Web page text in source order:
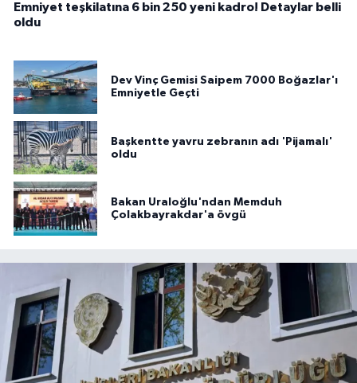
Emniyet teşkilatına 6 bin 250 yeni kadro! Detaylar belli
oldu
Dev Vinç Gemisi Saipem 7000 Boğazlar'ı
Emniyetle Geçti
Başkentte yavru zebranın adı 'Pijamalı'
oldu
Bakan Uraloğlu'ndan Memduh
Çolakbayrakdar'a övgü